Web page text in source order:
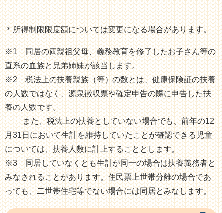
＊所得制限限度額については変更になる場合があります。
※1 同居の両親祖父母、義務教育を修了したお子さん等の
直系の血族と兄弟姉妹が該当します。
※2 税法上の扶養親族（等）の数とは、健康保険証の扶養
の人数ではなく、源泉徴収票や確定申告の際に申告した扶
養の人数です。
また、税法上の扶養としていない場合でも、前年の12
月31日において生計を維持していたことが確認できる児童
については、扶養人数に計上することとします。
※3 同居していなくとも生計が同一の場合は扶養義務者と
みなされることがあります。住民票上世帯分離の場合であ
っても、二世帯住宅等でない場合には同居とみなします。